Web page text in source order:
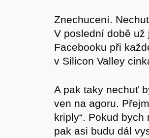
Hostcast
Znechucení.
V poslední době
Facebooku při
v Silicon Valley
A pak taky nechuť
ven na agoru.
kriply“. Pokud
pak asi budu dál